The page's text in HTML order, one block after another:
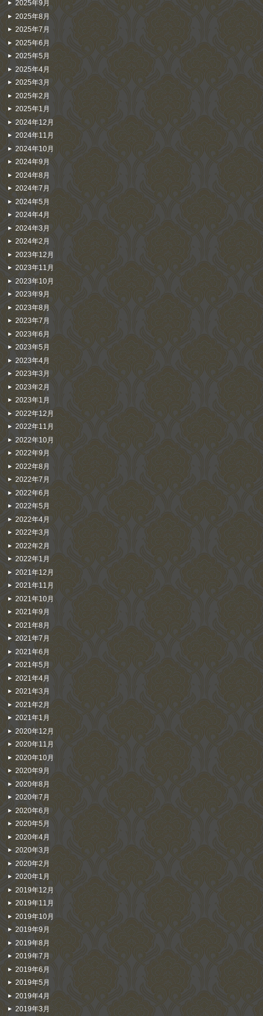
2025年9月
2025年8月
2025年7月
2025年6月
2025年5月
2025年4月
2025年3月
2025年2月
2025年1月
2024年12月
2024年11月
2024年10月
2024年9月
2024年8月
2024年7月
2024年5月
2024年4月
2024年3月
2024年2月
2023年12月
2023年11月
2023年10月
2023年9月
2023年8月
2023年7月
2023年6月
2023年5月
2023年4月
2023年3月
2023年2月
2023年1月
2022年12月
2022年11月
2022年10月
2022年9月
2022年8月
2022年7月
2022年6月
2022年5月
2022年4月
2022年3月
2022年2月
2022年1月
2021年12月
2021年11月
2021年10月
2021年9月
2021年8月
2021年7月
2021年6月
2021年5月
2021年4月
2021年3月
2021年2月
2021年1月
2020年12月
2020年11月
2020年10月
2020年9月
2020年8月
2020年7月
2020年6月
2020年5月
2020年4月
2020年3月
2020年2月
2020年1月
2019年12月
2019年11月
2019年10月
2019年9月
2019年8月
2019年7月
2019年6月
2019年5月
2019年4月
2019年3月